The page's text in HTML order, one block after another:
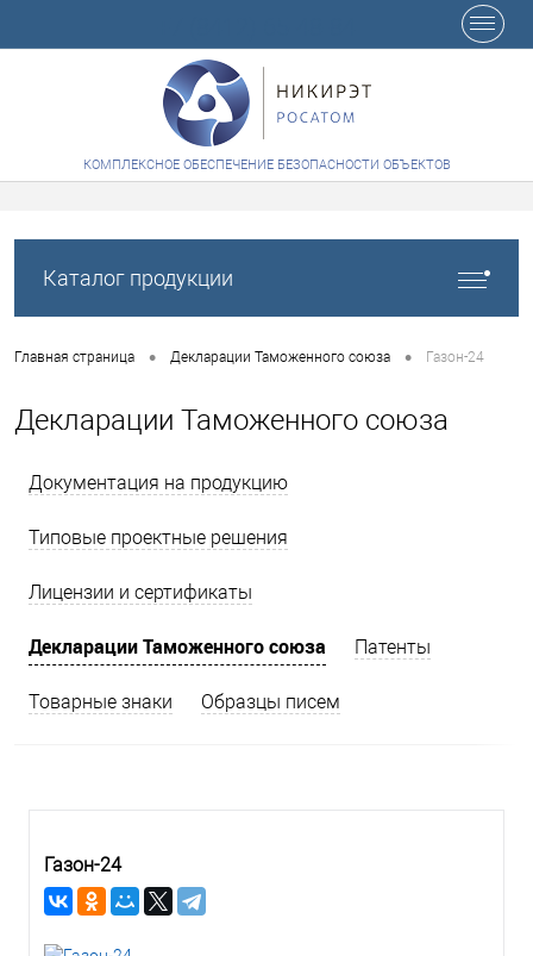
КОМПЛЕКСНОЕ ОБЕСПЕЧЕНИЕ БЕЗОПАСНОСТИ ОБЪЕКТОВ
Каталог продукции
Главная страница • Декларации Таможенного союза • Газон-24
Декларации Таможенного союза
Документация на продукцию
Типовые проектные решения
Лицензии и сертификаты
Декларации Таможенного союза Патенты
Товарные знаки Образцы писем
Газон-24